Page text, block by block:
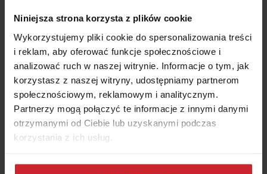
Niniejsza strona korzysta z plików cookie
Wykorzystujemy pliki cookie do spersonalizowania treści
i reklam, aby oferować funkcje społecznościowe i
analizować ruch w naszej witrynie. Informacje o tym, jak
korzystasz z naszej witryny, udostępniamy partnerom
społecznościowym, reklamowym i analitycznym.
Partnerzy mogą połączyć te informacje z innymi danymi
otrzymanymi od Ciebie lub uzyskanymi podczas
korzystania z ich usług.
Dowiedz się więcej na temat tego, kim jesteśmy, jak
Numer rejestracyjny pojazdu
Data urodzenia właściciela pojazdu